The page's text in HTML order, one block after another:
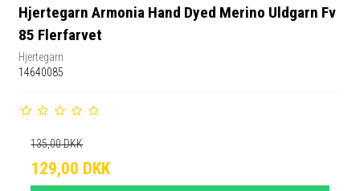
Hjertegarn Armonia Hand Dyed Merino Uldgarn Fv
85 Flerfarvet
Hjertegarn
14640085
135,00 DKK
129,00 DKK